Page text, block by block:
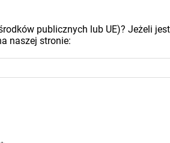
publicznych lub UE)? Jeżeli
naszej stronie: